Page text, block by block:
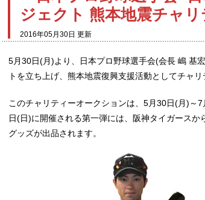
ジェクト 熊本地震チャ
2016年05月30日 更新
5月30日(月)より、日本プロ野球選手会(会長 嶋 基
トを立ち上げ、熊本地震復興支援活動としてチャ
このチャリティーオークションは、5月30日(月)～
日(日)に開催される第一弾には、阪神タイガース
グッズが出品されます。